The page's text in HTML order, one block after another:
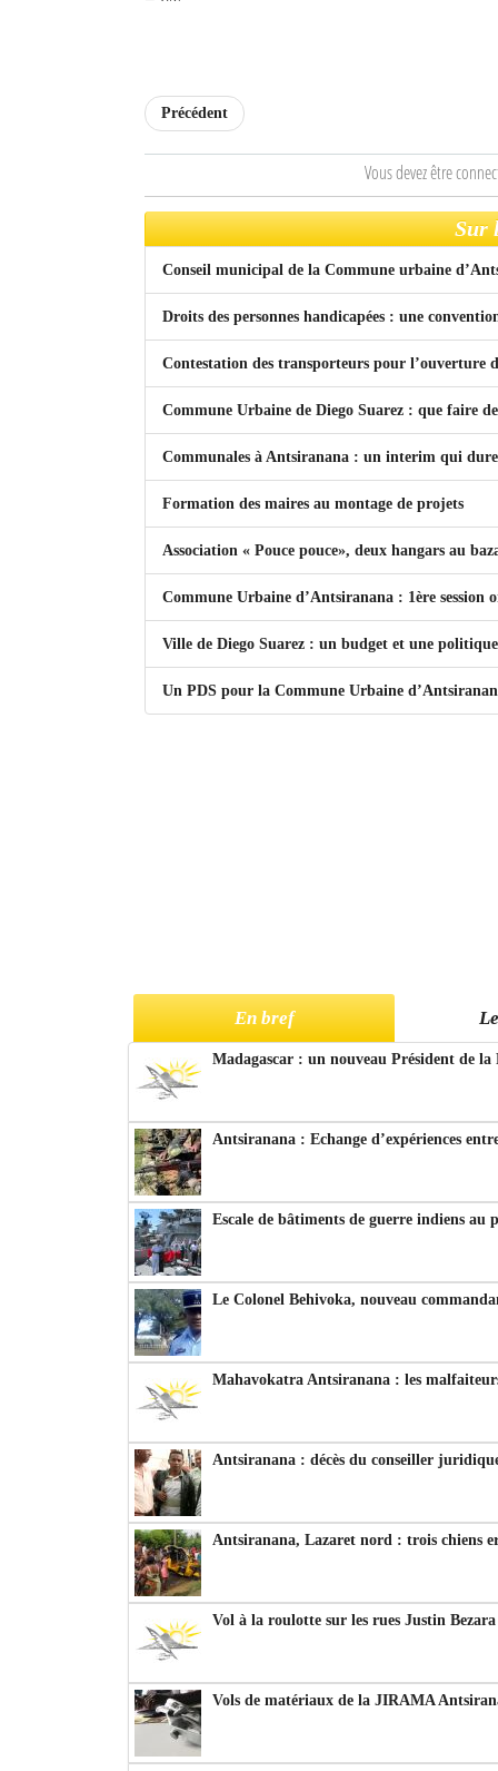
Connexion
Identifiant oublié ?
Précédent
Vous devez être
Sur
Conseil municipal de la Commune urbaine
Droits des personnes handicapées : une
Contestation des transporteurs pour l’ouverture
Commune Urbaine de Diego Suarez : que faire
Communales à Antsiranana : un interim qui
Formation des maires au montage de projets
Association « Pouce pouce», deux hangars au
Commune Urbaine d’Antsiranana : 1ère session
Ville de Diego Suarez : un budget et une
Un PDS pour la Commune Urbaine
En bref
Madagascar : un nouveau Président de
Antsiranana : Echange d’expériences
Escale de bâtiments de guerre indiens au
Le Colonel Behivoka, nouveau
Mahavokatra Antsiranana : les
Antsiranana : décès du conseiller
Antsiranana, Lazaret nord : trois chiens
Vol à la roulotte sur les rues Justin
Vols de matériaux de la JIRAMA